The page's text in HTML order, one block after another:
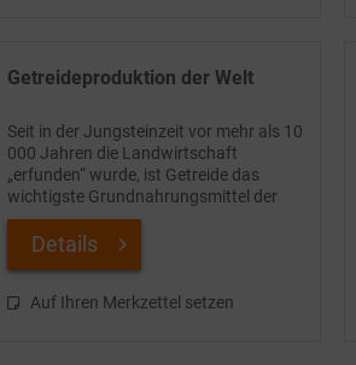
Getreideproduktion der Welt
Seit in der Jungsteinzeit vor mehr als 10
000 Jahren die Landwirtschaft
„erfunden“ wurde, ist Getreide das
wichtigste Grundnahrungsmittel der
Menschheit. Heute werden pro Jahr
mehr als 2,7 Mrd Tonnen Getreide
Details
Auf Ihren Merkzettel setzen